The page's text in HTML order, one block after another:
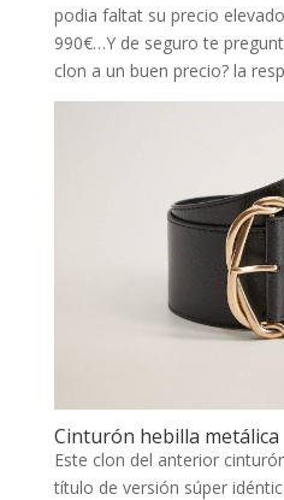
podia faltat su precio
990€…Y de seguro te
clon a un buen precio? la
Cinturón hebilla metálica
Este clon del anterior
título de versión súper